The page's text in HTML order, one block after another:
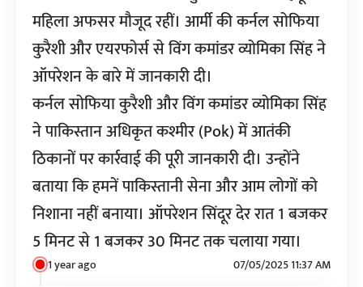
महिला अफसर मौजूद रहीं। आर्मी की कर्नल सोफिया
कुरैशी और एयरफोर्स से विंग कमांडर व्योमिका सिंह ने
ऑपरेशन के बारे में जानकारी दी।
कर्नल सोफिया कुरैशी और विंग कमांडर व्योमिका सिंह
ने पाकिस्तान अधिकृत कश्मीर (Pok) में आतंकी
ठिकानों पर कार्रवाई की पूरी जानकारी दी। उन्होंने
बताया कि हमनें पाकिस्तानी सेना और आम लोगों को
निशाना नहीं बनाया। ऑपरेशन सिंदूर देर रात 1 बजकर
5 मिनट से 1 बजकर 30 मिनट तक चलाया गया।
1 year ago 07/05/2025 11:37 AM